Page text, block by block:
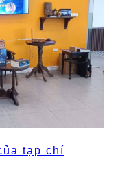
tạp chí